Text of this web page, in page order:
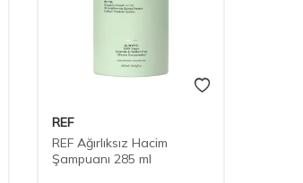
REF
REF Ağırlıksız Hacim
Şampuanı 285 ml